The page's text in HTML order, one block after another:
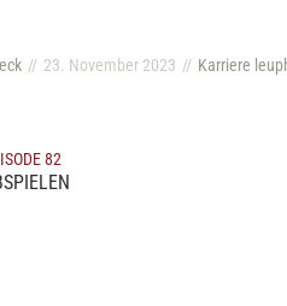
23. November 2023 Karriere
82